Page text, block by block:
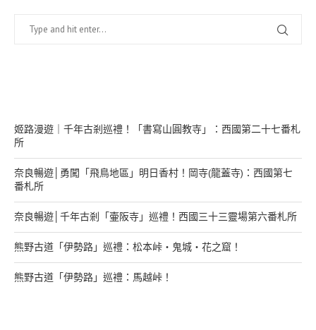
姬路漫遊｜千年古剎巡禮！「書寫山圓教寺」：西國第二十七番札
所
奈良暢遊│勇闖「飛鳥地區」明日香村！岡寺(龍蓋寺)：西國第七
番札所
奈良暢遊│千年古剎「壷阪寺」巡禮！西國三十三靈場第六番札所
熊野古道「伊勢路」巡禮：松本峠・鬼城・花之窟！
熊野古道「伊勢路」巡禮：馬越峠！